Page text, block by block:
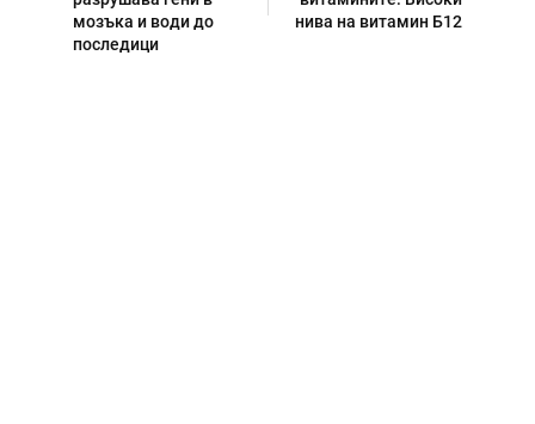
мозъка и води до
последици
нива на витамин Б12